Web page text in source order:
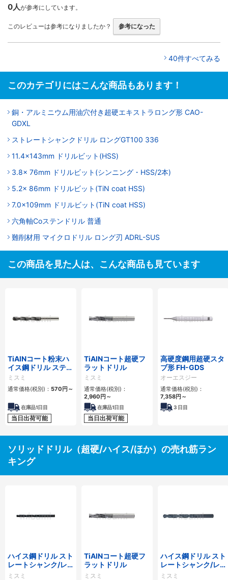
0人が参考にしています。
このレビューは参考になりましたか？ 参考になった
40件すべてみる
このカテゴリにはこんな商品もあります！
銅・アルミニウム用油穴付き超硬エキストラロング形 CAO-
GDXL
ストレートシャンクドリル ロングGT100 336
11.4x143mm ドリルビット(HSS)
3.8x 76mm ドリルビット(シンニング・HSS/2本)
5.2x 86mm ドリルビット(TiN coat HSS)
7.0x109mm ドリルビット(TiN coat HSS)
六角軸Coステンドリル 普通
難削材用 マイクロドリル ロング刃 ADRL-SUS
この商品を見た人は、こんな商品も見ています
TiAlNコート粉末ハ
イス鋼ドリル ステン
レス加工用/エンド
ミルシャンク/レギ
ュラー
ミスミ
通常価格(税別)： 570円～
在庫品1日目
当日出荷可能
TiAlNコート超硬フ
ラットドリル
ミスミ
通常価格(税別)：
2,960円～
在庫品1日目
当日出荷可能
高硬度鋼用超硬スタ
ブ形 FH-GDS
オーエスジー
通常価格(税別)：
7,358円～
3 日目
ソリッドドリル（超硬/ハイス/ほか）の売れ筋ラン
キング
ハイス鋼ドリル スト
レートシャンク/レ
ギュラー
ミスミ
TiAlNコート超硬フ
ラットドリル
ミスミ
ハイス鋼ドリル スト
レートシャンク/レ
ギュラー
ミスミ